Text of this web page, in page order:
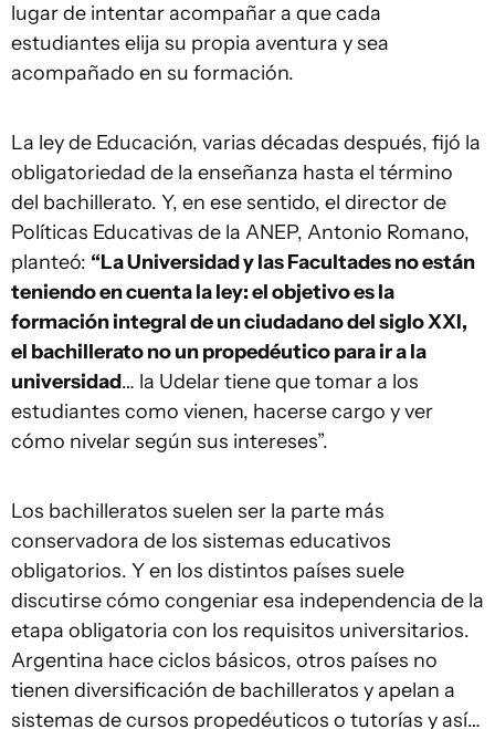
lugar de intentar acompañar a que cada
estudiantes elija su propia aventura y sea
acompañado en su formación.
La ley de Educación, varias décadas después, fijó la
obligatoriedad de la enseñanza hasta el término
del bachillerato. Y, en ese sentido, el director de
Políticas Educativas de la ANEP, Antonio Romano,
planteó: “La Universidad y las Facultades no están
teniendo en cuenta la ley: el objetivo es la
formación integral de un ciudadano del siglo XXI,
el bachillerato no un propedéutico para ir a la
universidad… la Udelar tiene que tomar a los
estudiantes como vienen, hacerse cargo y ver
cómo nivelar según sus intereses”.
Los bachilleratos suelen ser la parte más
conservadora de los sistemas educativos
obligatorios. Y en los distintos países suele
discutirse cómo congeniar esa independencia de la
etapa obligatoria con los requisitos universitarios.
Argentina hace ciclos básicos, otros países no
tienen diversificación de bachilleratos y apelan a
sistemas de cursos propedéuticos o tutorías y así…